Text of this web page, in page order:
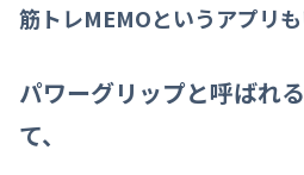
筋トレMEMOというアプリも
パワーグリップと呼ばれ
て、